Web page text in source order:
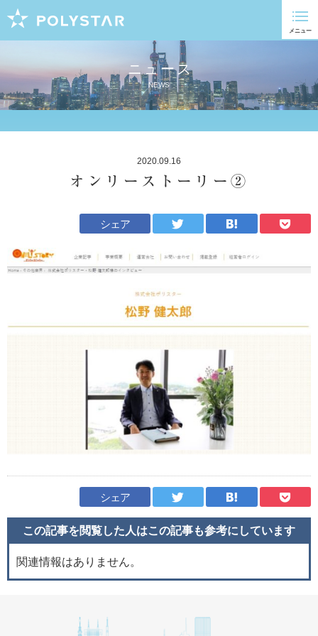
ニュース
NEWS
2020.09.16
オンリーストーリー②
シェア
シェア
この記事を閲覧した人はこの記事も参考にしています
関連情報はありません。